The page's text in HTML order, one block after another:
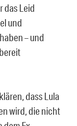
das Leid
und
– und
dass Lula
wird, die nicht